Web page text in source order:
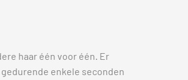
haar één voor één. Er
enkele seconden